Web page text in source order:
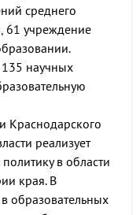
среднего
61 учреждение
научных
Краснодарского
реализует
в области
края. В
в образовательных